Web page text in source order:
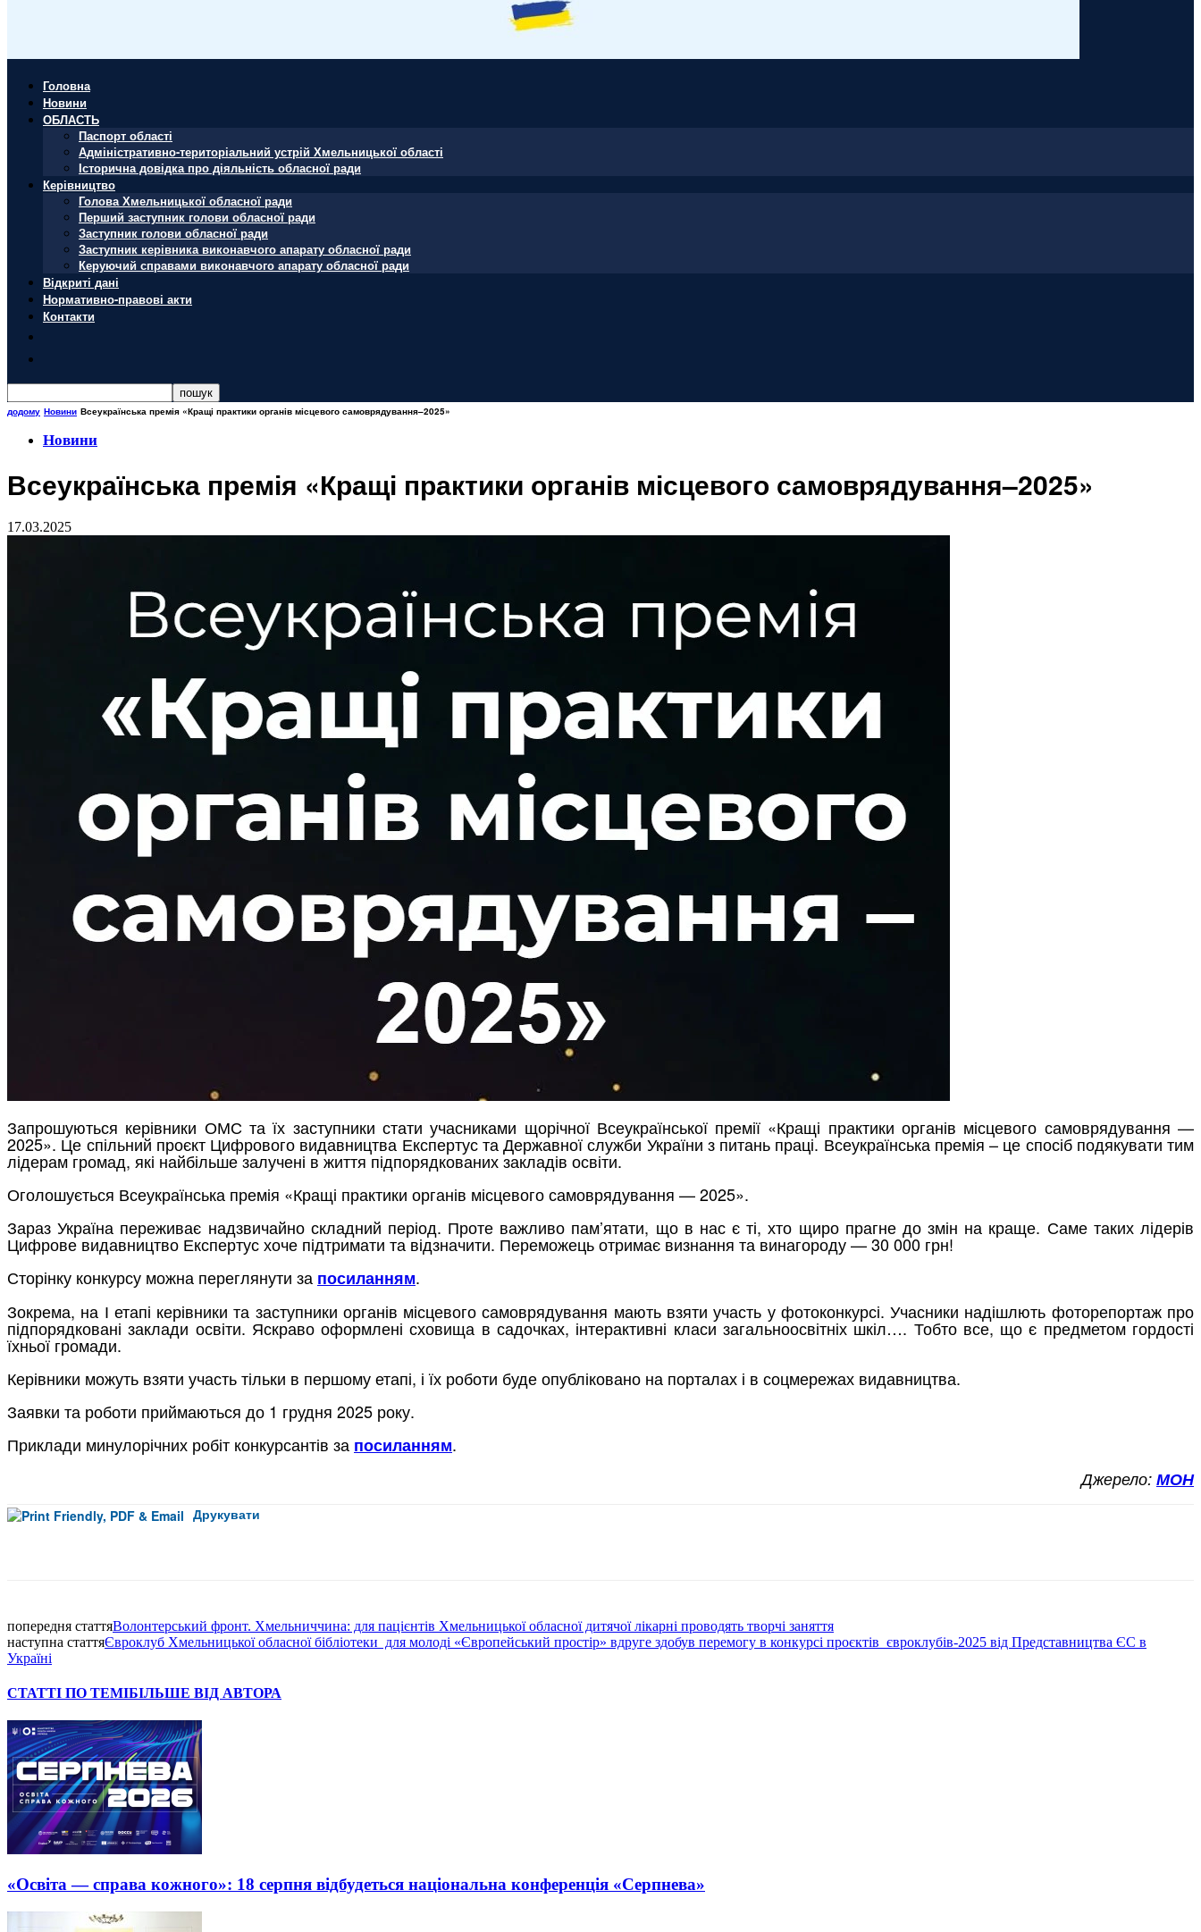
Головна
Новини
ОБЛАСТЬ
Паспорт області
Адміністративно-територіальний устрій Хмельницької області
Історична довідка про діяльність обласної ради
Керівництво
Голова Хмельницької обласної ради
Перший заступник голови обласної ради
Заступник голови обласної ради
Заступник керівника виконавчого апарату обласної ради
Керуючий справами виконавчого апарату обласної ради
Відкриті дані
Нормативно-правові акти
Контакти
додому Новини Всеукраїнська премія «Кращі практики органів місцевого самоврядування–2025»
Новини
Всеукраїнська премія «Кращі практики органів місцевого самоврядування–2025»
17.03.2025
Запрошуються керівники ОМС та їх заступники стати учасниками щорічної Всеукраїнської премії «Кращі практики органів місцевого самоврядування —
2025». Це спільний проєкт Цифрового видавництва Експертус та Державної служби України з питань праці. Всеукраїнська премія – це спосіб подякувати тим
лідерам громад, які найбільше залучені в життя підпорядкованих закладів освіти.
Оголошується Всеукраїнська премія «Кращі практики органів місцевого самоврядування — 2025».
Зараз Україна переживає надзвичайно складний період. Проте важливо пам’ятати, що в нас є ті, хто щиро прагне до змін на краще. Саме таких лідерів
Цифрове видавництво Експертус хоче підтримати та відзначити. Переможець отримає визнання та винагороду — 30 000 грн!
Сторінку конкурсу можна переглянути за посиланням.
Зокрема, на І етапі керівники та заступники органів місцевого самоврядування мають взяти участь у фотоконкурсі. Учасники надішлють фоторепортаж про
підпорядковані заклади освіти. Яскраво оформлені сховища в садочках, інтерактивні класи загальноосвітніх шкіл…. Тобто все, що є предметом гордості
їхньої громади.
Керівники можуть взяти участь тільки в першому етапі, і їх роботи буде опубліковано на порталах і в соцмережах видавництва.
Заявки та роботи приймаються до 1 грудня 2025 року.
Приклади минулорічних робіт конкурсантів за посиланням.
Джерело: МОН
Друкувати
попередня статтяВолонтерський фронт. Хмельниччина: для пацієнтів Хмельницької обласної дитячої лікарні проводять творчі заняття
наступна статтяЄвроклуб Хмельницької обласної бібліотеки для молоді «Європейський простір» вдруге здобув перемогу в конкурсі проєктів євроклубів-2025 від Представництва ЄС в
Україні
СТАТТІ ПО ТЕМІБІЛЬШЕ ВІД АВТОРА
«Освіта — справа кожного»: 18 серпня відбудеться національна конференція «Серпнева»